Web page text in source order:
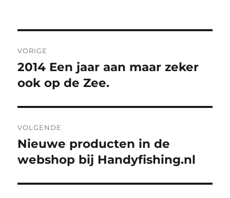
navigatie
VORIGE
Vorig
bericht:
2014 Een jaar aan maar zeker
ook op de Zee.
VOLGENDE
Volgend
bericht:
Nieuwe producten in de
webshop bij Handyfishing.nl